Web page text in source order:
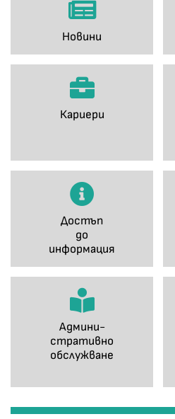
Новини
Кариери
Достъп
до
информация
Админи-
стративно
обслужване